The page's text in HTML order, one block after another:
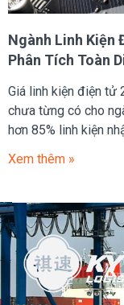
Ngành Linh Kiện
Phân Tích Toàn
Giá linh kiện điện tử
chưa từng có cho
hơn 85% linh kiện
Xem thêm »